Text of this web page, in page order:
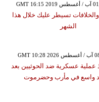
والخلافات تسيطر عليك خلال هذا
الشهر
عملية عسكرية ضد الحوثيين بعد
واسع في مأرب وحضرموت